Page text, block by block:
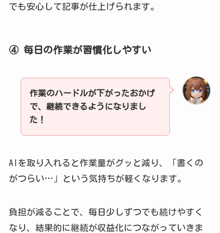
でも安心して記事が仕上げられます。
④ 毎日の作業が習慣化しやすい
作業のハードルが下がったおかげ
で、継続できるようになりまし
た！
AIを取り入れると作業量がグッと減り、「書くの
がつらい…」という気持ちが軽くなります。
負担が減ることで、毎日少しずつでも続けやすく
なり、結果的に継続が収益化につながっていきま